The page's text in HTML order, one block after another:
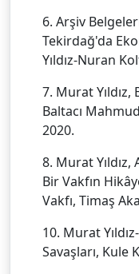
6. Arşiv
Tekirdağ'da
Yıldız-Nuran
7. Murat
Baltacı
2020.
8. Murat
Bir Vakfın
Vakfı, Timaş
10. Murat
Savaşları, Kule